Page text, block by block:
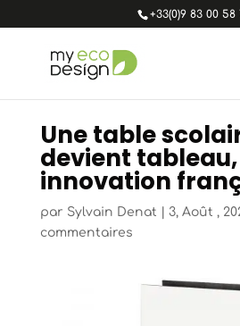
+33(0)9 83 00 58
Une table
devient
innovation
par Sylvain Denat 3, Août ,
commentaires